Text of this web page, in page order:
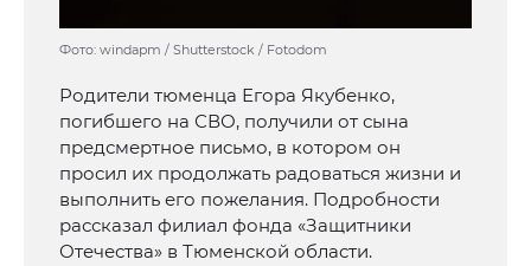
Фото: windapm / Shutterstock / Fotodom
Родители тюменца Егора Якубенко,
погибшего на СВО, получили от сына
предсмертное письмо, в котором он
просил их продолжать радоваться жизни и
выполнить его пожелания. Подробности
рассказал филиал фонда «Защитники
Отечества» в Тюменской области.